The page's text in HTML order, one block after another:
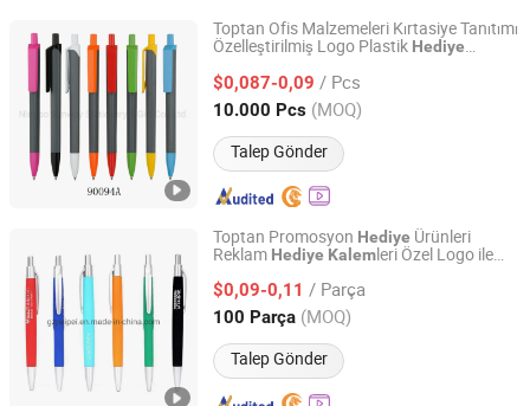
Toptan Ofis Malzemeleri Kırtasiye Tanıtımı
Özelleştirilmiş Logo Plastik Hediye
$0,087-0,09 / Pcs
10.000 Pcs (MOQ)
Talep Gönder
Ningbo Blue Bridge Import & Export Co.,Ltd
Zhejiang, China Fiyat 2026
Toptan Promosyon Hediye Ürünleri
Reklam Hediye Kalemleri Özel Logo ile
Kalemler
$0,09-0,11 / Parça
100 Parça (MOQ)
Talep Gönder
Peipei(Guangzhou) Trading Company Ltd
Guangdong, China Fiyat 2022